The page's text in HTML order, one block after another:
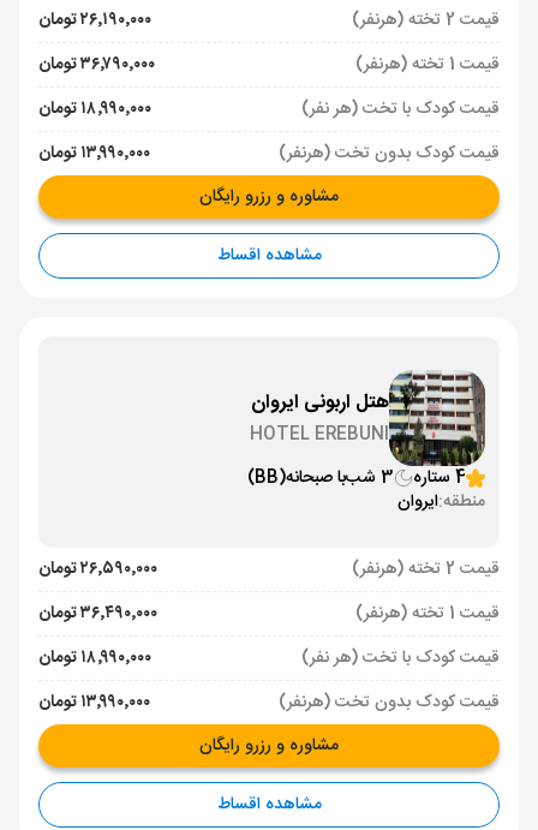
قیمت 2 تخته (هرنفر)
۲۶٬۱۹۰٬۰۰۰ تومان
قیمت 1 تخته (هرنفر)
۳۶٬۷۹۰٬۰۰۰ تومان
قیمت کودک با تخت (هر نفر)
۱۸٬۹۹۰٬۰۰۰ تومان
قیمت کودک بدون تخت (هرنفر)
۱۳٬۹۹۰٬۰۰۰ تومان
مشاوره و رزرو رایگان
مشاهده اقساط
هتل اربونی ایروان
HOTEL EREBUNI
4 ستاره
3 شب با صبحانه(BB)
منطقه:ایروان
قیمت 2 تخته (هرنفر)
۲۶٬۵۹۰٬۰۰۰ تومان
قیمت 1 تخته (هرنفر)
۳۶٬۴۹۰٬۰۰۰ تومان
قیمت کودک با تخت (هر نفر)
۱۸٬۹۹۰٬۰۰۰ تومان
قیمت کودک بدون تخت (هرنفر)
۱۳٬۹۹۰٬۰۰۰ تومان
مشاوره و رزرو رایگان
مشاهده اقساط